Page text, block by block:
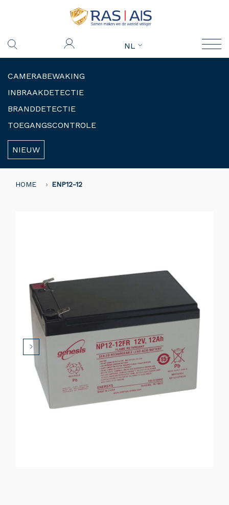
NL
CAMERABEWAKING
INBRAAKDETECTIE
BRANDDETECTIE
TOEGANGSCONTROLE
NIEUW
HOME ENP12-12